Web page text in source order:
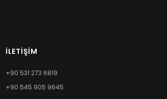
İLETIŞIM
+90 531 273 6819
+90 545 905 9645